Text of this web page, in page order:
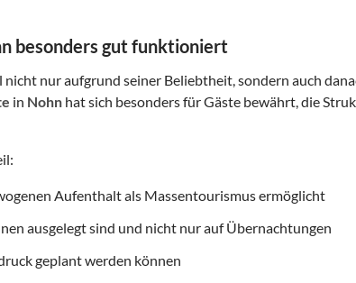
besonders gut funktioniert
nicht nur aufgrund seiner Beliebtheit, sondern auch
in Nohn hat sich besonders für Gäste bewährt, die
Aufenthalt als Massentourismus ermöglicht
ausgelegt sind und nicht nur auf Übernachtungen
geplant werden können